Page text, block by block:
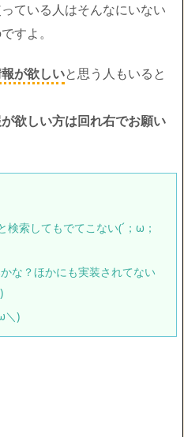
ている人はそんなにいない
すよ。
が欲しいと思う人もいると
欲しい方は回れ右でお願い
検索してもでてこない(´；ω；
な？ほかにも実装されてない
＼)